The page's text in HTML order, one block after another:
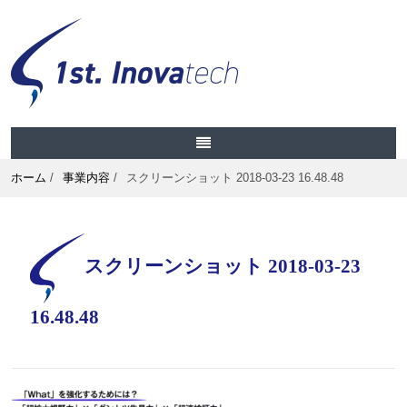
ホーム / 事業内容 / スクリーンショット 2018-03-23 16.48.48
スクリーンショット 2018-03-23
16.48.48